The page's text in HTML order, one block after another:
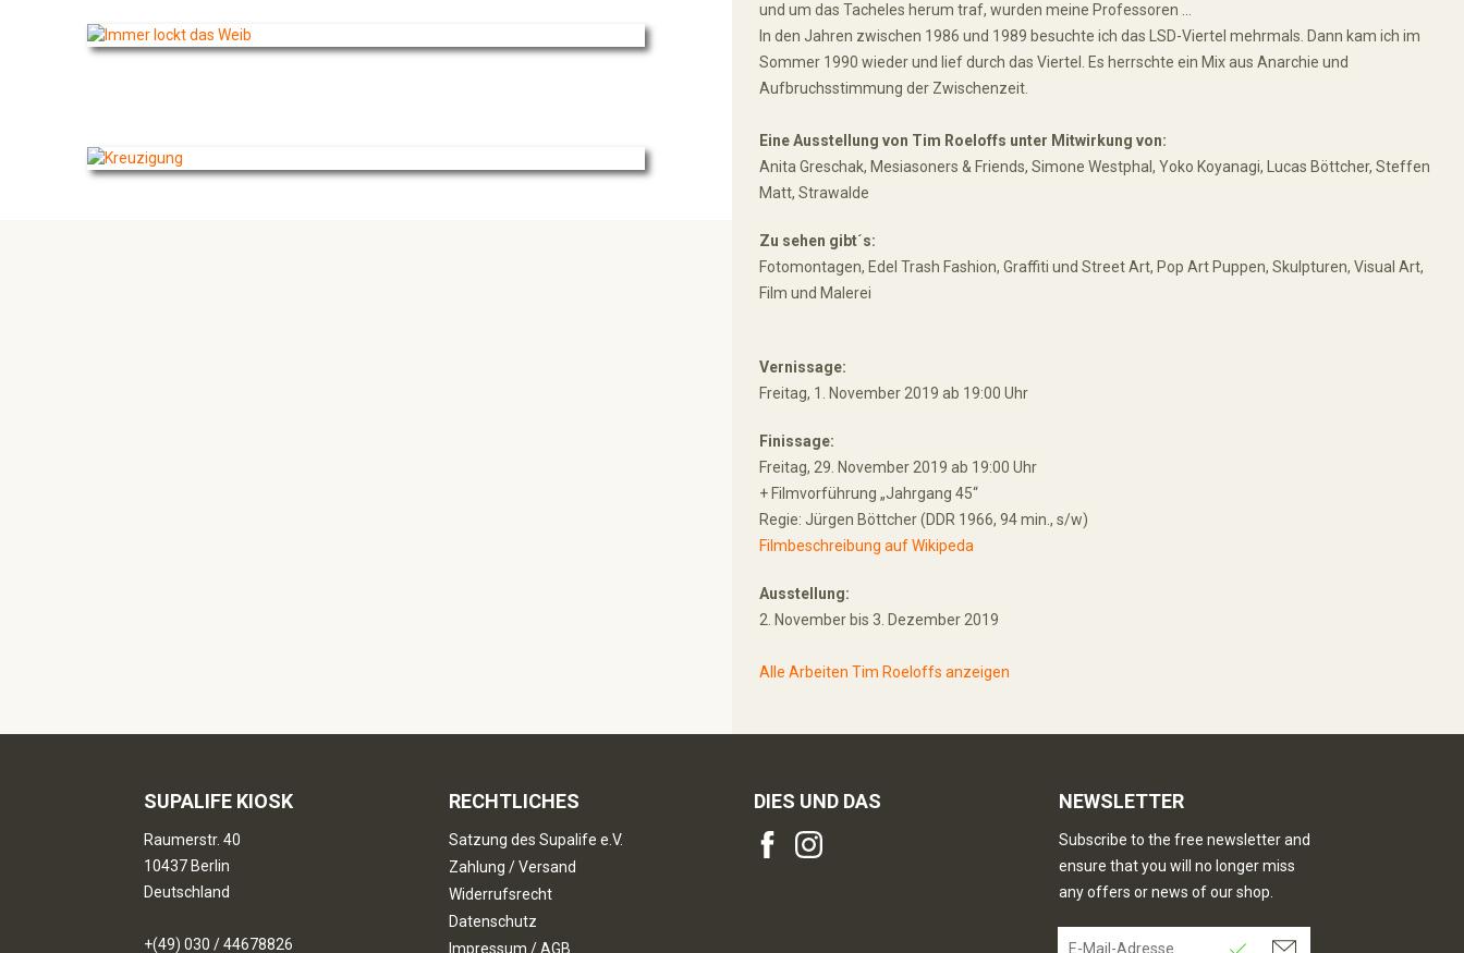
und um das Tacheles herum traf, wurden meine Professoren …
In den Jahren zwischen 1986 und 1989 besuchte ich das LSD-Viertel mehrmals. Dann kam ich im
Sommer 1990 wieder und lief durch das Viertel. Es herrschte ein Mix aus Anarchie und
Aufbruchsstimmung der Zwischenzeit.
Eine Ausstellung von Tim Roeloffs unter Mitwirkung von:
Anita Greschak, Mesiasoners & Friends, Simone Westphal, Yoko Koyanagi, Lucas Böttcher, Steffen
Matt, Strawalde
Zu sehen gibt´s:
Fotomontagen, Edel Trash Fashion, Graffiti und Street Art, Pop Art Puppen, Skulpturen, Visual Art,
Film und Malerei
Vernissage:
Freitag, 1. November 2019 ab 19:00 Uhr
Finissage:
Freitag, 29. November 2019 ab 19:00 Uhr
+ Filmvorführung „Jahrgang 45“
Regie: Jürgen Böttcher (DDR 1966, 94 min., s/w)
Filmbeschreibung auf Wikipeda
Ausstellung:
2. November bis 3. Dezember 2019
Alle Arbeiten Tim Roeloffs anzeigen
SUPALIFE KIOSK
Raumerstr. 40
10437 Berlin
Deutschland
+(49) 030 / 44678826
RECHTLICHES
Satzung des Supalife e.V.
Zahlung / Versand
Widerrufsrecht
Datenschutz
Impressum / AGB
DIES UND DAS NEWSLETTER
Subscribe to the free newsletter and
ensure that you will no longer miss
any offers or news of our shop.